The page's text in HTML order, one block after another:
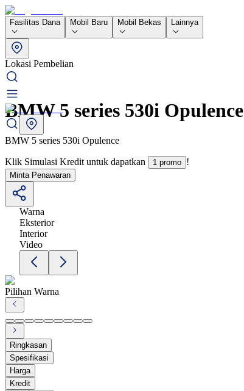
Fasilitas Dana Mobil Baru Mobil Bekas Lainnya
Lokasi Pembelian
BMW 5 series 530i Opulence
BMW 5 series 530i Opulence
Klik Simulasi Kredit untuk dapatkan 1 promo !
Minta Penawaran
Warna
Eksterior
Interior
Video
Pilihan Warna
Ringkasan
Spesifikasi
Harga
Kredit